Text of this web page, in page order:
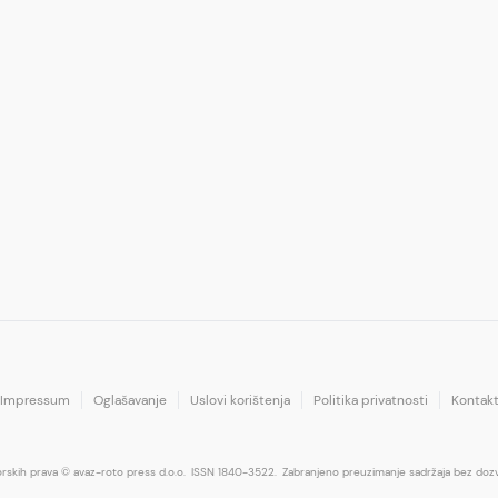
Impressum Oglašavanje Uslovi korištenja Politika privatnosti Kontakt
prava © avaz-roto press d.o.o. ISSN 1840-3522. Zabranjeno preuzimanje sadržaja bez